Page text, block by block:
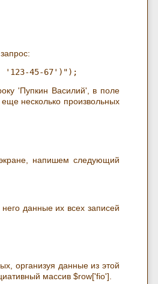
'Пупкин Василий', в поле
несколько произвольных
напишем следующий
данные их всех записей
организуя данные из этой
массив $row['fio'].